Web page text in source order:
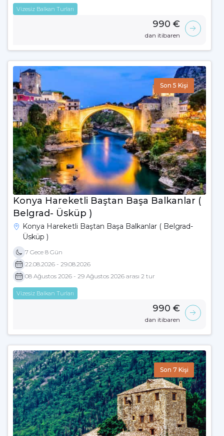
Vizesiz Balkan Turları
990 €
dan itibaren
Son 5 Kişi
Konya Hareketli Baştan Başa Balkanlar (
Belgrad- Üsküp )
Konya Hareketli Baştan Başa Balkanlar ( Belgrad-
Üsküp )
7 Gece 8 Gün
22.08.2026 - 29.08.2026
08 Ağustos 2026 - 29 Ağustos 2026 arası 2 tur
Vizesiz Balkan Turları
990 €
dan itibaren
Son 7 Kişi